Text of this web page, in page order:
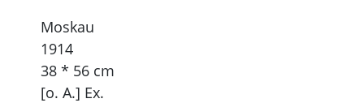
Moskau
1914
38 * 56 cm
[o. A.] Ex.